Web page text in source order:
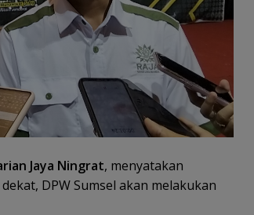
Jaya Ningrat, menyatakan
DPW Sumsel akan melakukan